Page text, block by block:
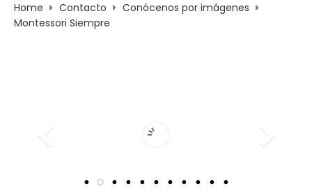
Home Contacto
Conócenos por imágenes
Montessori Siempre